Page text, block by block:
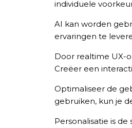
individuele
AI kan worden
ervaringen te
Door realtime UX-
Creëer een
Optimaliseer de
gebruiken, kun je
Personalisatie is